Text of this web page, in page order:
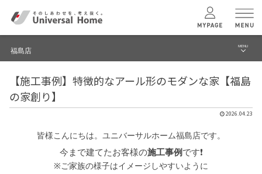
ユニバーサル ホームの特長
テクノロジー
福島店 MENU
ブログ
建築実例・事例
イベント
【施工事例】特徴的なアール形のモダンな家【福島
の家創り】
2026.04.23
皆様こんにちは。ユニバーサルホーム福島店です。
今まで建てたお客様の施工事例です❗
※ご家族の様子はイメージしやすいように